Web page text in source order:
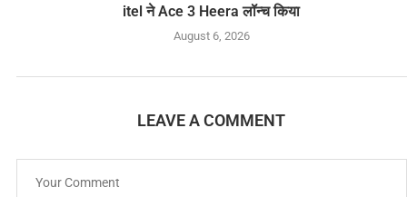
itel ने Ace 3 Heera लॉन्च किया
August 6, 2026
LEAVE A COMMENT